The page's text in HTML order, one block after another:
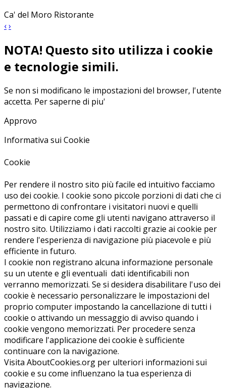
Ca' del Moro Ristorante
‹›
NOTA! Questo sito utilizza i cookie
e tecnologie simili.
Se non si modificano le impostazioni del browser, l'utente
accetta. Per saperne di piu'
Approvo
Informativa sui Cookie
Cookie
Per rendere il nostro sito più facile ed intuitivo facciamo
uso dei cookie. I cookie sono piccole porzioni di dati che ci
permettono di confrontare i visitatori nuovi e quelli
passati e di capire come gli utenti navigano attraverso il
nostro sito. Utilizziamo i dati raccolti grazie ai cookie per
rendere l'esperienza di navigazione più piacevole e più
efficiente in futuro.
I cookie non registrano alcuna informazione personale
su un utente e gli eventuali dati identificabili non
verranno memorizzati. Se si desidera disabilitare l'uso dei
cookie è necessario personalizzare le impostazioni del
proprio computer impostando la cancellazione di tutti i
cookie o attivando un messaggio di avviso quando i
cookie vengono memorizzati. Per procedere senza
modificare l'applicazione dei cookie è sufficiente
continuare con la navigazione.
Visita AboutCookies.org per ulteriori informazioni sui
cookie e su come influenzano la tua esperienza di
navigazione.